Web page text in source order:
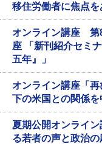
移住労働者に焦点を
オンライン講座 第
座 「新刊紹介セミ
五年』」
オンライン講座「
下の米国との関係を
夏期公開オンライ
る若者の声と政治の